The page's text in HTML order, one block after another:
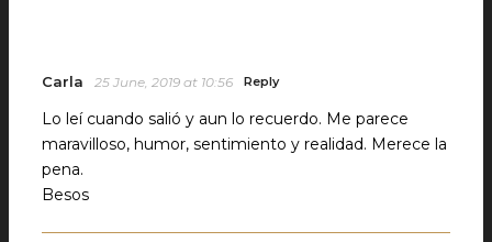
Carla 25 June, 2019 at 10:56 Reply
Lo leí cuando salió y aun lo recuerdo. Me parece
maravilloso, humor, sentimiento y realidad. Merece la
pena.
Besos